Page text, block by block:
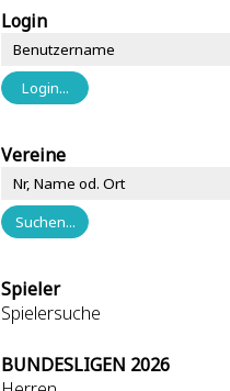
Login
Vereine
Spieler
Spielersuche
BUNDESLIGEN 2026